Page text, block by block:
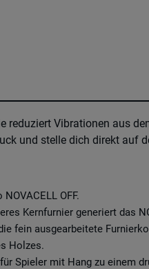
reduziert Vibrationen aus
und stelle dich direkt auf
OFF.
Kernfurnier generiert das
fein ausgearbeitete
Holzes.
Spieler mit Hang zu einem